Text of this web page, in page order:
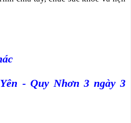
- Quy Nhơn 3 ngày 3